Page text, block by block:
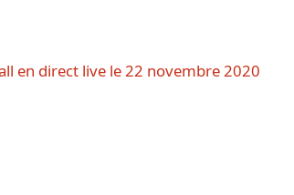
en direct live le 22 novembre 2020